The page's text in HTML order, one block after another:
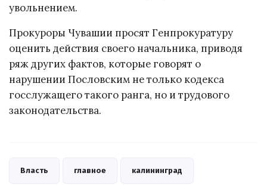
увольнением.
Прокуроры Чувашии просят Генпрокуратуру
оценить действия своего начальника, приводя
ряж других фактов, которые говорят о
нарушении Пословским не только кодекса
госслужащего такого ранга, но и трудового
законодательства.
Власть главное калининград